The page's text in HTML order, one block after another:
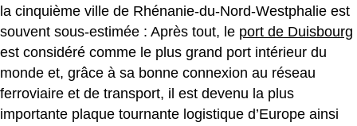
la cinquième ville de Rhénanie-du-Nord-Westphalie est
souvent sous-estimée : Après tout, le port de Duisbourg
est considéré comme le plus grand port intérieur du
monde et, grâce à sa bonne connexion au réseau
ferroviaire et de transport, il est devenu la plus
importante plaque tournante logistique d’Europe ainsi